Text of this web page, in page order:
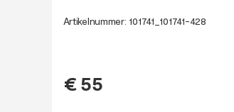
Artikelnummer: 101741 101741-428
€ 55